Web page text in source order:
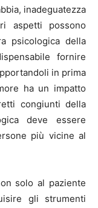
inadeguatezza
aspetti possono
psicologica della
fornire
in prima
ha un impatto
congiunti della
deve essere
più vicine al
solo al paziente
gli strumenti